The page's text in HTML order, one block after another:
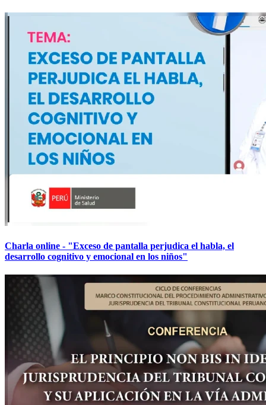
Charla online - "Exceso de pantalla perjudica el habla, el
desarrollo cognitivo y emocional en los niños"